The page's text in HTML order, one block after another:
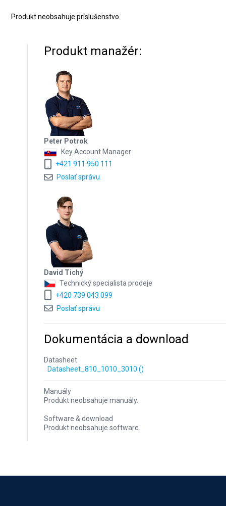
Produkt neobsahuje príslušenstvo.
Produkt manažér:
Peter Potrok
Key Account Manager
+421 911 950 111
Poslať správu
David Tichý
Technický specialista prodeje
+420 739 043 099
Poslať správu
Dokumentácia a download
Datasheet
Datasheet_810_1010_3010 ()
Manuály
Produkt neobsahuje manuály.
Software & download
Produkt neobsahuje software.